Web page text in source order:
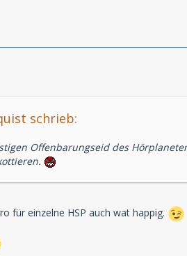
schrieb:
Offenbarungseid des
für einzelne HSP auch wat happig.